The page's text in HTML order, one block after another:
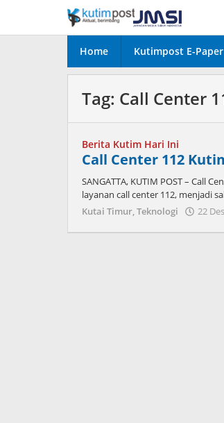
konten
Home Kutimpost E-Paper
Tag: Call Center
Berita Kutim Hari Ini
Call Center 112
SANGATTA, KUTIM POST – Call
layanan call center 112, menjadi
Kutai Timur,Teknologi 22